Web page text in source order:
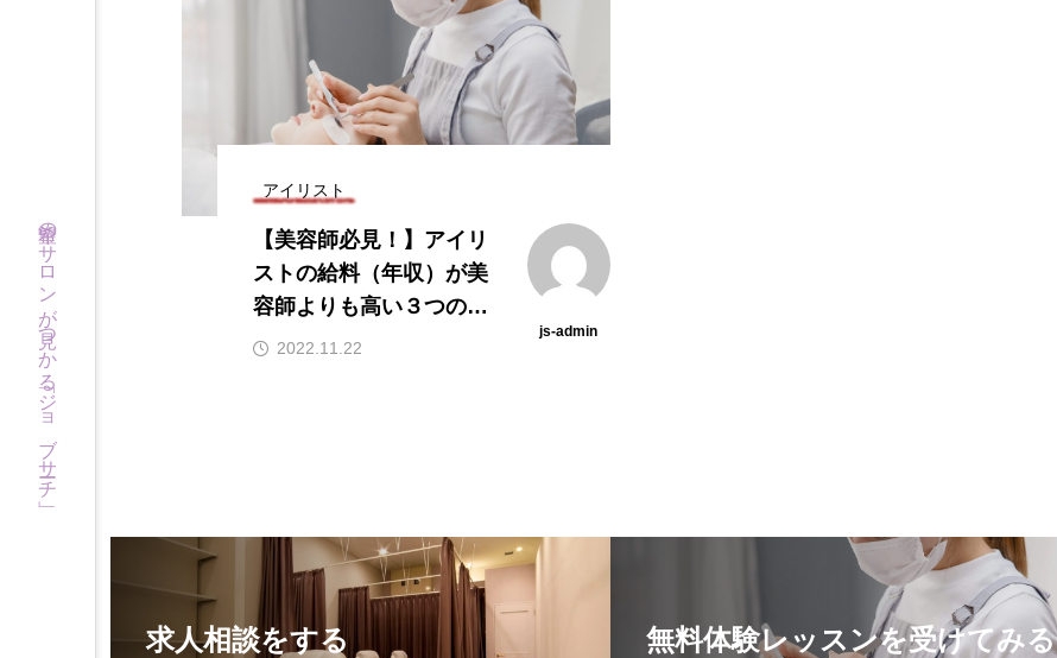
希望のサロンが見つかる「ジョブサーチ」
アイリスト
【美容師必見！】アイリ
ストの給料（年収）が美
容師よりも高い３つの理
由とは？
js-admin
2022.11.22
求人相談をする 無料体験レッスンを受けてみる